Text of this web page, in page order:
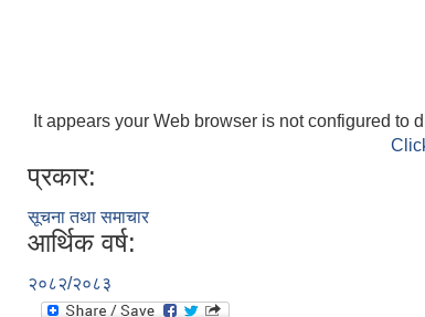
It appears your Web browser is not configured to
प्रकार:
सूचना तथा समाचार
आर्थिक वर्ष:
२०८२/२०८३